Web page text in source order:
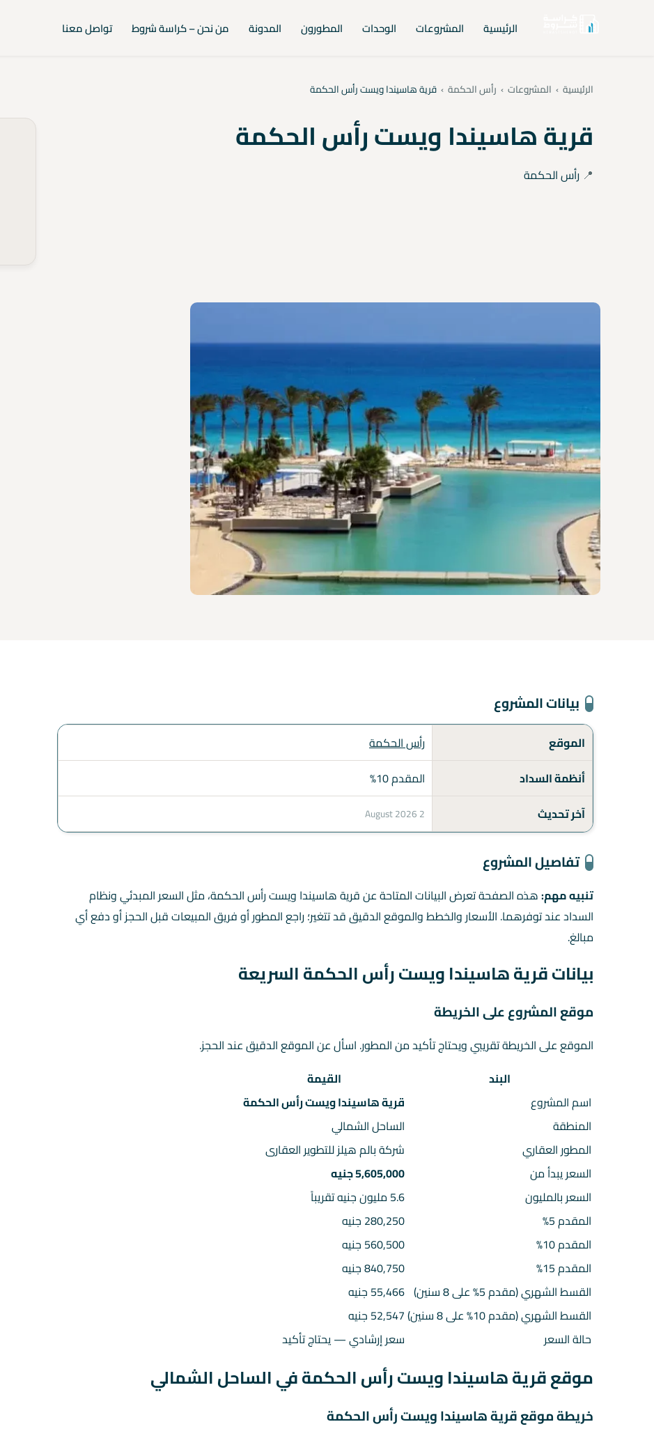
الرئيسية المشروعات الوحدات المطورون المدونة من نحن – كراسة شروط تواصل معنا
الرئيسية › المشروعات › رأس الحكمة › قرية هاسيندا ويست رأس الحكمة
قرية هاسيندا ويست رأس الحكمة
📍 رأس الحكمة
بيانات المشروع
الموقع
رأس الحكمة
أنظمة السداد
المقدم 10%
آخر تحديث
2 August 2026
تفاصيل المشروع
تنبيه مهم:هذه الصفحة تعرض البيانات المتاحة عن قرية هاسيندا ويست رأس الحكمة، مثل السعر المبدئي ونظام
السداد عند توفرهما. الأسعار والخطط والموقع الدقيق قد تتغير؛ راجع المطور أو فريق المبيعات قبل الحجز أو دفع أي
مبالغ.
بيانات قرية هاسيندا ويست رأس الحكمة السريعة
موقع المشروع على الخريطة
الموقع على الخريطة تقريبي ويحتاج تأكيد من المطور. اسأل عن الموقع الدقيق عند الحجز.
البند
القيمة
اسم المشروع
قرية هاسيندا ويست رأس الحكمة
المنطقة
الساحل الشمالي
المطور العقاري
شركة بالم هيلز للتطوير العقارى
السعر يبدأ من
5,605,000 جنيه
السعر بالمليون
5.6 مليون جنيه تقريباً
المقدم 5%
280,250 جنيه
المقدم 10%
560,500 جنيه
المقدم 15%
840,750 جنيه
القسط الشهري (مقدم 5% على 8 سنين)
55,466 جنيه
القسط الشهري (مقدم 10% على 8 سنين)
52,547 جنيه
حالة السعر
سعر إرشادي — يحتاج تأكيد
موقع قرية هاسيندا ويست رأس الحكمة في الساحل الشمالي
خريطة موقع قرية هاسيندا ويست رأس الحكمة